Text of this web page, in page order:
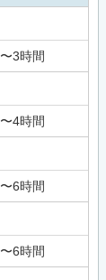
〜3時間
〜4時間
〜6時間
〜6時間